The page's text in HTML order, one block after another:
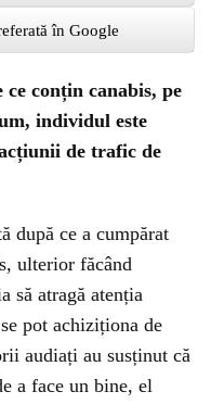
în Google
conțin canabis, pe
individul este
de trafic de
după ce a cumpărat
ulterior făcând
să atragă atenția
pot achiziționa de
audiați au susținut că
a face un bine, el